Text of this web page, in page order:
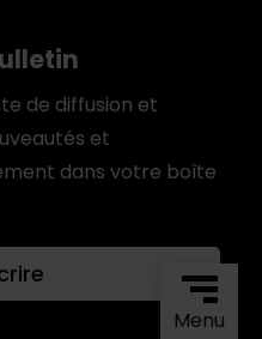
Menu
de diffusion et
et
dans votre boîte